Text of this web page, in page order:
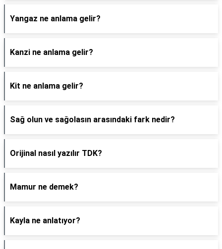
Yangaz ne anlama gelir?
Kanzi ne anlama gelir?
Kit ne anlama gelir?
Sağ olun ve sağolasın arasındaki fark nedir?
Orijinal nasıl yazılır TDK?
Mamur ne demek?
Kayla ne anlatıyor?